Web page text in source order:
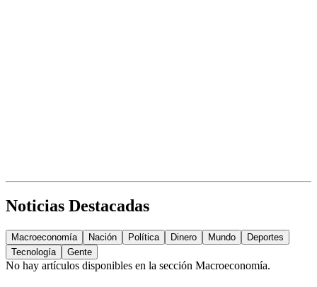
Noticias Destacadas
Macroeconomía Nación Política Dinero Mundo
Deportes
Tecnología
Gente
No hay artículos disponibles en la sección Macroeconomía.